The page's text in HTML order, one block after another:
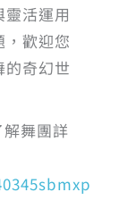
活運用
歡迎您
奇幻世
舞團詳